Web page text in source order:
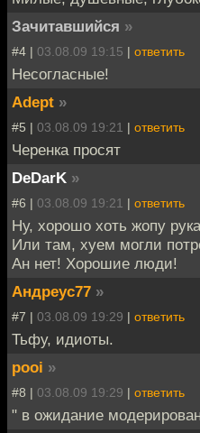
Зачитавшийся »
#4 | 03.08.09 19:15 | ответить
Несогласные!
Adept »
#5 | 03.08.09 19:21 | ответить
Черенка просят
DeDarK »
#6 | 03.08.09 19:21 | ответить
Ну, хорошо хоть жопу
Или там, хуем могли
Ан нет! Хорошие люди!
Андреус77 »
#7 | 03.08.09 19:29 | ответить
Тьфу, идиоты.
pooi »
#8 | 03.08.09 19:29 | ответить
" в ожидание